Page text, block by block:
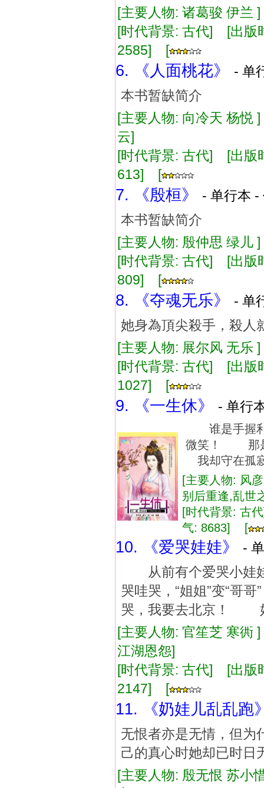
[主要人物: 诸葛骏 伊
[时代背景: 古代] [出
2585] [
6. 《人面桃花》
- 单
本书暂缺简介
[主要人物: 向冷天 杨
云]
[时代背景: 古代] [出
613] [
7. 《殷桓》
- 单行本
本书暂缺简介
[主要人物: 殷仲思 绿
[时代背景: 古代] [出
809] [
8. 《夺魂无乐》
- 单
她身為頂尖殺手，殺人
[主要人物: 展尔风 无
[时代背景: 古代] [出
1027] [
9. 《一生休》 - 单行
谁是手握
微笑！ 那
我却守在孤
[主要人物: 风
别后重逢,乱
[时代背景: 古
气: 8683] [
10. 《爱哭娃娃》
-
从前有个爱哭小娃
哭哇哭，“姐姐”变“
哭，我要去北京！
[主要人物: 官笙芝 寒
江湖恩怨]
[时代背景: 古代] [出
2147] [
11. 《奶娃儿乱乱跑
无恨者亦是无情，但为
己的真心时她却已时日
[主要人物: 殷无恨 苏